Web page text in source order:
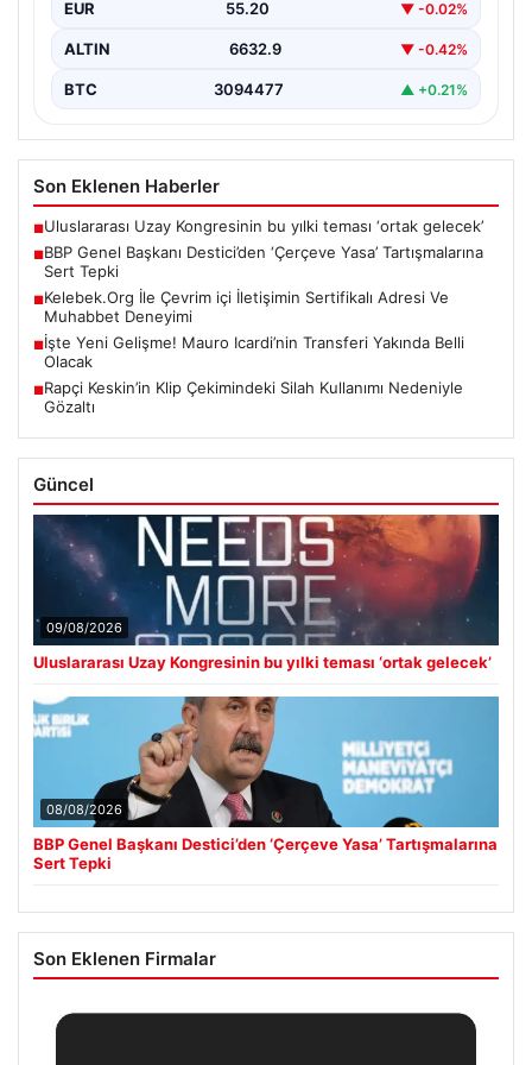
toplantısında…
EUR 55.20 ▼ -0.02%
ALTIN 6632.9 ▼ -0.42%
BTC 3094477 ▲ +0.21%
Son Eklenen Haberler
■Uluslararası Uzay Kongresinin bu yılki teması ‘ortak gelecek’
■BBP Genel Başkanı Destici’den ‘Çerçeve Yasa’ Tartışmalarına
Sert Tepki
■Kelebek.Org İle Çevrim içi İletişimin Sertifikalı Adresi Ve
Muhabbet Deneyimi
■İşte Yeni Gelişme! Mauro Icardi’nin Transferi Yakında Belli
Olacak
■Rapçi Keskin’in Klip Çekimindeki Silah Kullanımı Nedeniyle
Gözaltı
Güncel
09/08/2026
Uluslararası Uzay Kongresinin bu yılki teması ‘ortak gelecek’
08/08/2026
BBP Genel Başkanı Destici’den ‘Çerçeve Yasa’ Tartışmalarına
Sert Tepki
Son Eklenen Firmalar